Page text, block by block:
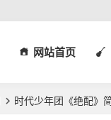
网站首页
时代少年团《绝配》